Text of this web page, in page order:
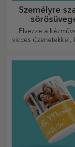
Személyre
Élvezze a
vicces üzenetekkel,